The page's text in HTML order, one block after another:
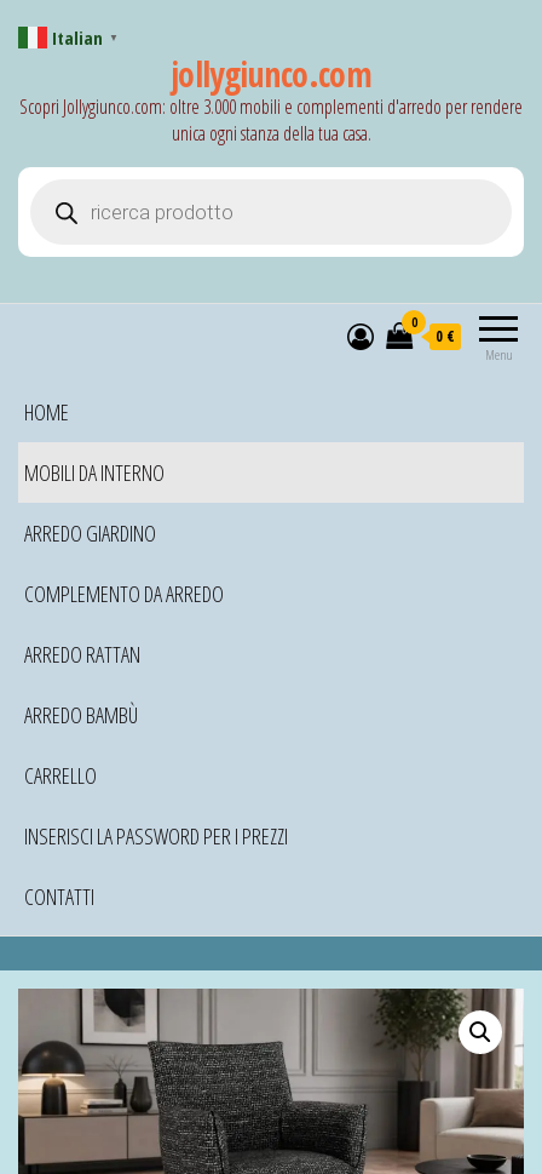
jollygiunco.com
Scopri Jollygiunco.com: oltre 3.000 mobili e complementi d'arredo per rendere
unica ogni stanza della tua casa.
Menu
0
0 €
HOME
MOBILI DA INTERNO
ARREDO GIARDINO
COMPLEMENTO DA ARREDO
ARREDO RATTAN
ARREDO BAMBÙ
CARRELLO
INSERISCI LA PASSWORD PER I PREZZI
CONTATTI
Italian ▼